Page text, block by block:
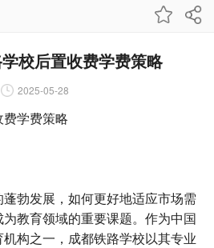
校后置收费学费策略
2025-05-28
学费策略
勃发展，如何更好地适应市场需
教育领域的重要课题。作为中国
构之一，成都铁路学校以其专业